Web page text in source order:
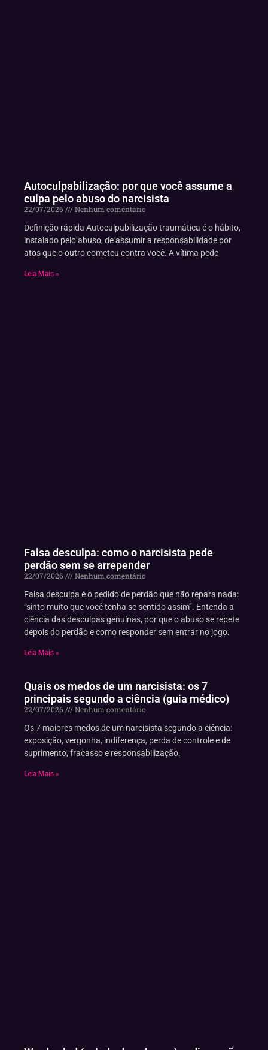
Autoculpabilização: por que você assume a
culpa pelo abuso do narcisista
22/07/2026
Nenhum comentário
Definição rápida Autoculpabilização traumática é o hábito,
instalado pelo abuso, de assumir a responsabilidade por
atos que o outro cometeu contra você. A vítima pede
Leia Mais »
Falsa desculpa: como o narcisista pede
perdão sem se arrepender
22/07/2026
Nenhum comentário
Falsa desculpa é o pedido de perdão que não repara nada:
“sinto muito que você tenha se sentido assim”. Entenda a
ciência das desculpas genuínas, por que o abuso se repete
depois do perdão e como responder sem entrar no jogo.
Leia Mais »
Quais os medos de um narcisista: os 7
principais segundo a ciência (guia médico)
22/07/2026
Nenhum comentário
Os 7 maiores medos de um narcisista segundo a ciência:
exposição, vergonha, indiferença, perda de controle e de
suprimento, fracasso e responsabilização.
Leia Mais »